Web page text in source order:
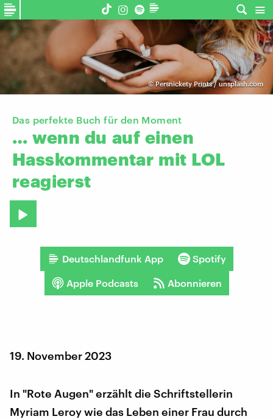
©Persnickety Prints / unsplash.com
Das perfekte Buch für den Moment
… wenn du auf einen
Hasskommentar mit LOL
reagierst
Deutschlandfunk App Spotify
Apple Podcasts Abonnieren
19. November 2023
In "Rote Augen" erzählt die Schriftstellerin
Myriam Leroy wie das Leben einer Frau durch